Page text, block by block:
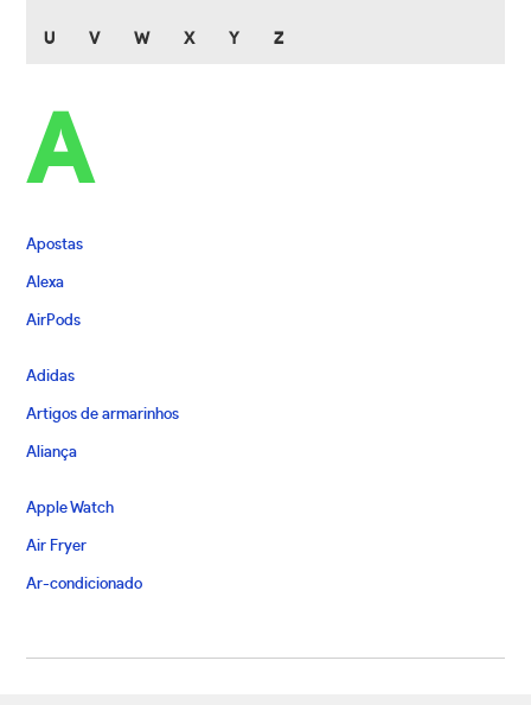
U V W X Y Z
A
Apostas
Alexa
AirPods
Adidas
Artigos de armarinhos
Aliança
Apple Watch
Air Fryer
Ar-condicionado